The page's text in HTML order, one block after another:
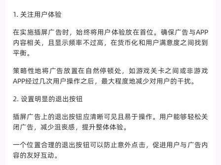
1. 关注用户体验
在实施插屏广告时，始终将用户体验放在首位。确保广告与APP
内容相关，且显示频率不过高，在货币化和用户满意度之间找到
平衡。
策略性地将广告放置在自然停顿处，如游戏关卡之间或非游戏
APP经过几次用户操作之后，最大程度地减少对用户的干扰。
2. 设置明显的退出按钮
插屏广告上的退出按钮应清晰可见且易于操作。用户能够轻松关
闭广告，减少沮丧感，提升整体体验。
一个位置合理的退出按钮可以防止意外点击，促进用户与广告内
容的友好互动。